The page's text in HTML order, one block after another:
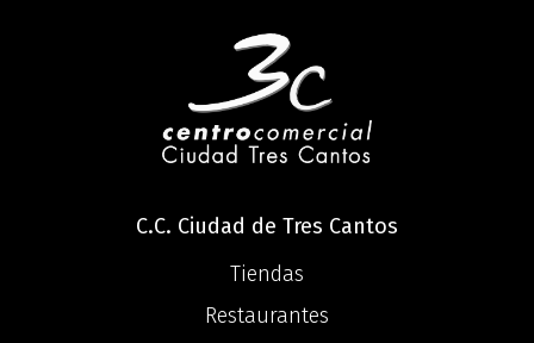
C.C. Ciudad de Tres Cantos
Tiendas
Restaurantes